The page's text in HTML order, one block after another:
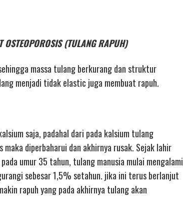
(TULANG RAPUH)
massa tulang berkurang dan struktur
menjadi tidak elastic juga membuat rapuh.
saja, padahal dari pada kalsium tulang
diperbaharui dan akhirnya rusak. Sejak lahir
umur 35 tahun, tulang manusia mulai mengalami
sebesar 1,5% setahun. jika ini terus berlanjut
rapuh yang pada akhirnya tulang akan